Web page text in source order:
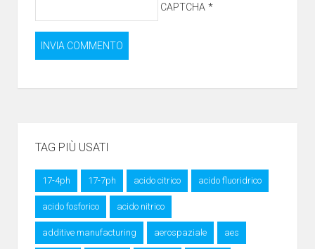
CAPTCHA *
TAG PIÙ USATI
17-4ph 17-7ph acido citrico acido fluoridrico
acido fosforico acido nitrico
additive manufacturing aerospaziale aes